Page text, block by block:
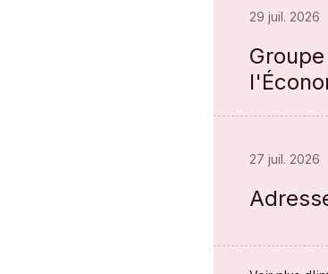
29 juil. 2026
27 juil. 2026